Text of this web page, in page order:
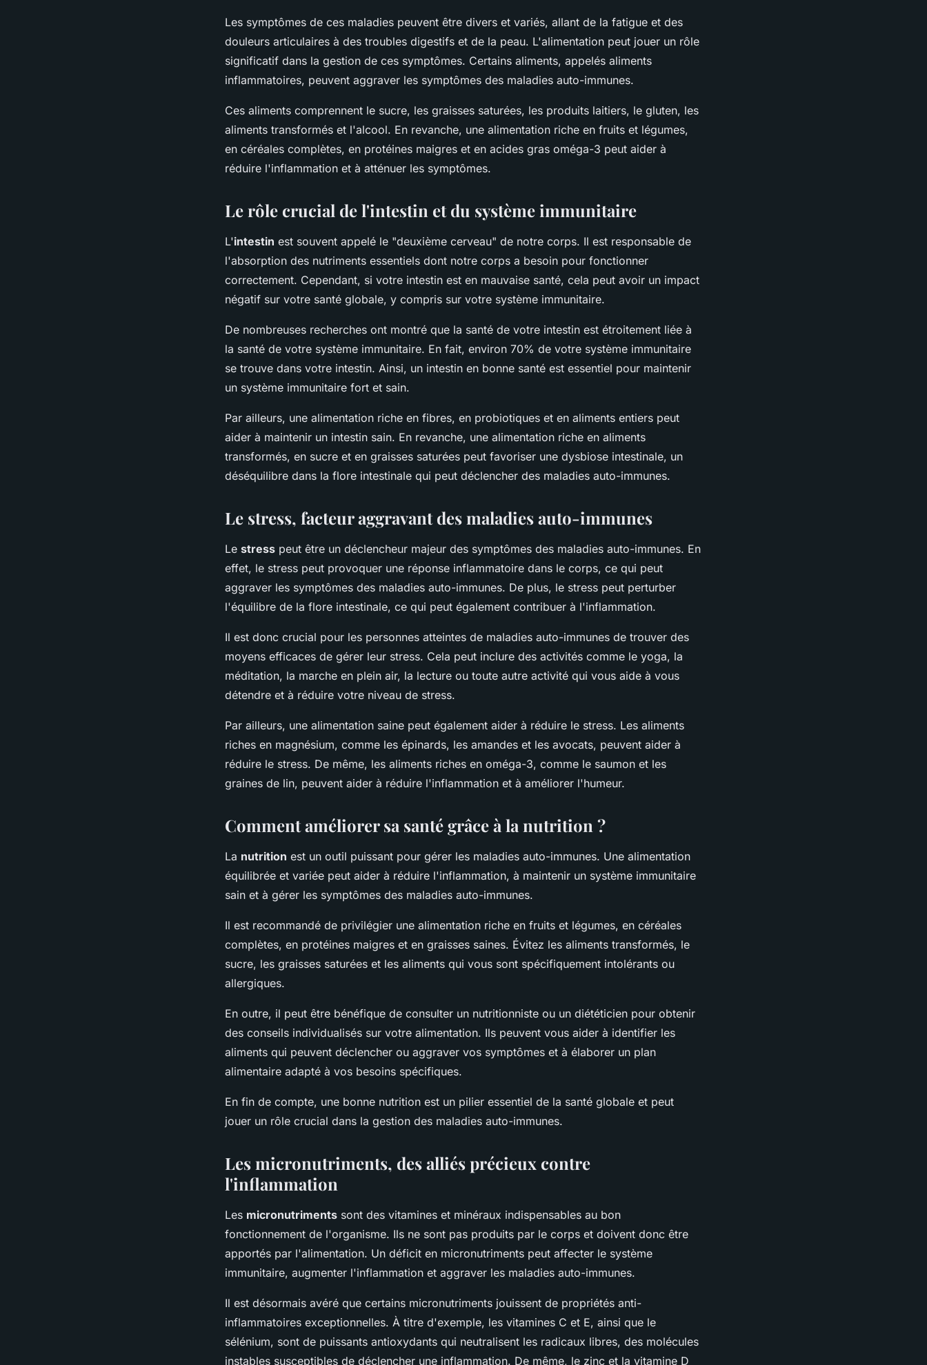
Les symptômes de ces maladies peuvent être divers et variés, allant de la fatigue et des
douleurs articulaires à des troubles digestifs et de la peau. L'alimentation peut jouer un rôle
significatif dans la gestion de ces symptômes. Certains aliments, appelés aliments
inflammatoires, peuvent aggraver les symptômes des maladies auto-immunes.
Ces aliments comprennent le sucre, les graisses saturées, les produits laitiers, le gluten, les
aliments transformés et l'alcool. En revanche, une alimentation riche en fruits et légumes,
en céréales complètes, en protéines maigres et en acides gras oméga-3 peut aider à
réduire l'inflammation et à atténuer les symptômes.
Le rôle crucial de l'intestin et du système immunitaire
L'intestin est souvent appelé le "deuxième cerveau" de notre corps. Il est responsable de
l'absorption des nutriments essentiels dont notre corps a besoin pour fonctionner
correctement. Cependant, si votre intestin est en mauvaise santé, cela peut avoir un impact
négatif sur votre santé globale, y compris sur votre système immunitaire.
De nombreuses recherches ont montré que la santé de votre intestin est étroitement liée à
la santé de votre système immunitaire. En fait, environ 70% de votre système immunitaire
se trouve dans votre intestin. Ainsi, un intestin en bonne santé est essentiel pour maintenir
un système immunitaire fort et sain.
Par ailleurs, une alimentation riche en fibres, en probiotiques et en aliments entiers peut
aider à maintenir un intestin sain. En revanche, une alimentation riche en aliments
transformés, en sucre et en graisses saturées peut favoriser une dysbiose intestinale, un
déséquilibre dans la flore intestinale qui peut déclencher des maladies auto-immunes.
Le stress, facteur aggravant des maladies auto-immunes
Le stress peut être un déclencheur majeur des symptômes des maladies auto-immunes. En
effet, le stress peut provoquer une réponse inflammatoire dans le corps, ce qui peut
aggraver les symptômes des maladies auto-immunes. De plus, le stress peut perturber
l'équilibre de la flore intestinale, ce qui peut également contribuer à l'inflammation.
Il est donc crucial pour les personnes atteintes de maladies auto-immunes de trouver des
moyens efficaces de gérer leur stress. Cela peut inclure des activités comme le yoga, la
méditation, la marche en plein air, la lecture ou toute autre activité qui vous aide à vous
détendre et à réduire votre niveau de stress.
Par ailleurs, une alimentation saine peut également aider à réduire le stress. Les aliments
riches en magnésium, comme les épinards, les amandes et les avocats, peuvent aider à
réduire le stress. De même, les aliments riches en oméga-3, comme le saumon et les
graines de lin, peuvent aider à réduire l'inflammation et à améliorer l'humeur.
Comment améliorer sa santé grâce à la nutrition ?
La nutrition est un outil puissant pour gérer les maladies auto-immunes. Une alimentation
équilibrée et variée peut aider à réduire l'inflammation, à maintenir un système immunitaire
sain et à gérer les symptômes des maladies auto-immunes.
Il est recommandé de privilégier une alimentation riche en fruits et légumes, en céréales
complètes, en protéines maigres et en graisses saines. Évitez les aliments transformés, le
sucre, les graisses saturées et les aliments qui vous sont spécifiquement intolérants ou
allergiques.
En outre, il peut être bénéfique de consulter un nutritionniste ou un diététicien pour obtenir
des conseils individualisés sur votre alimentation. Ils peuvent vous aider à identifier les
aliments qui peuvent déclencher ou aggraver vos symptômes et à élaborer un plan
alimentaire adapté à vos besoins spécifiques.
En fin de compte, une bonne nutrition est un pilier essentiel de la santé globale et peut
jouer un rôle crucial dans la gestion des maladies auto-immunes.
Les micronutriments, des alliés précieux contre
l'inflammation
Les micronutriments sont des vitamines et minéraux indispensables au bon
fonctionnement de l'organisme. Ils ne sont pas produits par le corps et doivent donc être
apportés par l'alimentation. Un déficit en micronutriments peut affecter le système
immunitaire, augmenter l'inflammation et aggraver les maladies auto-immunes.
Il est désormais avéré que certains micronutriments jouissent de propriétés anti-
inflammatoires exceptionnelles. À titre d'exemple, les vitamines C et E, ainsi que le
sélénium, sont de puissants antioxydants qui neutralisent les radicaux libres, des molécules
instables susceptibles de déclencher une inflammation. De même, le zinc et la vitamine D